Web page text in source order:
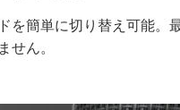
を簡単に切り替え可能。
せん。